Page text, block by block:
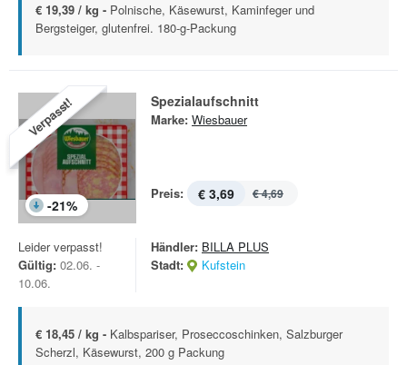
€ 19,39 / kg - Polnische, Käsewurst, Kaminfeger und
Bergsteiger, glutenfrei. 180-g-Packung
Verpasst!
-21%
Spezialaufschnitt
Marke: Wiesbauer
Preis: € 3,69 € 4,69
Leider verpasst!
Gültig: 02.06. -
10.06.
Händler: BILLA PLUS
Stadt:
Kufstein
€ 18,45 / kg - Kalbspariser, Proseccoschinken, Salzburger
Scherzl, Käsewurst, 200 g Packung